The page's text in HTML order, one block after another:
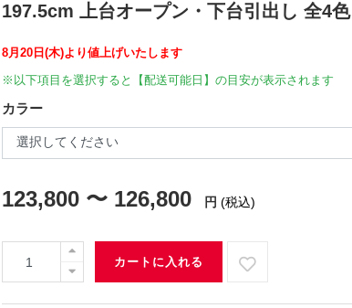
197.5cm 上台オープン・下台引出し 全4色
8月20日(木)より値上げいたします
※以下項目を選択すると【配送可能日】の目安が表示されます
カラー
123,800 〜 126,800 円 (税込)
カートに入れる